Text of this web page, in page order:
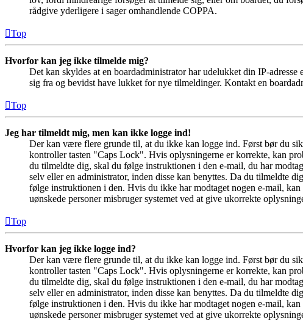
rådgive yderligere i sager omhandlende COPPA.
Top
Hvorfor kan jeg ikke tilmelde mig?
Det kan skyldes at en boardadministrator har udelukket din IP-
sig fra og bevidst have lukket for nye tilmeldinger. Kontakt en
Top
Jeg har tilmeldt mig, men kan ikke logge ind!
Der kan være flere grunde til, at du ikke kan logge ind. Først bør du
kontroller tasten "Caps Lock". Hvis oplysningerne er korrekte, kan
du tilmeldte dig, skal du følge instruktionen i den e-mail, du har
selv eller en administrator, inden disse kan benyttes. Da du tilmeldte
følge instruktionen i den. Hvis du ikke har modtaget nogen e-mail,
uønskede personer misbruger systemet ved at give ukorrekte
Top
Hvorfor kan jeg ikke logge ind?
Der kan være flere grunde til, at du ikke kan logge ind. Først bør du
kontroller tasten "Caps Lock". Hvis oplysningerne er korrekte, kan
du tilmeldte dig, skal du følge instruktionen i den e-mail, du har
selv eller en administrator, inden disse kan benyttes. Da du tilmeldte
følge instruktionen i den. Hvis du ikke har modtaget nogen e-mail,
uønskede personer misbruger systemet ved at give ukorrekte